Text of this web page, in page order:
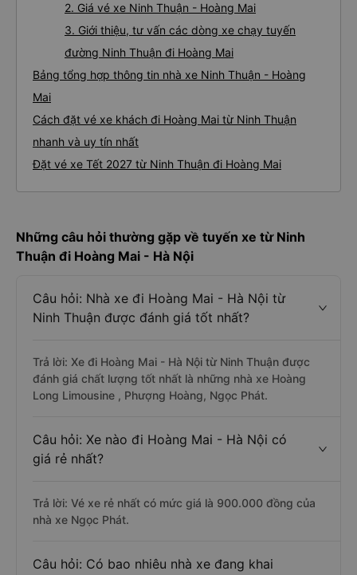
2. Giá vé xe Ninh Thuận - Hoàng Mai
3. Giới thiệu, tư vấn các dòng xe chạy tuyến
đường Ninh Thuận đi Hoàng Mai
Bảng tổng hợp thông tin nhà xe Ninh Thuận - Hoàng
Mai
Cách đặt vé xe khách đi Hoàng Mai từ Ninh Thuận
nhanh và uy tín nhất
Đặt vé xe Tết 2027 từ Ninh Thuận đi Hoàng Mai
Những câu hỏi thường gặp về tuyến xe từ Ninh
Thuận đi Hoàng Mai - Hà Nội
Câu hỏi: Nhà xe đi Hoàng Mai - Hà Nội từ
Ninh Thuận được đánh giá tốt nhất?
Trả lời: Xe đi Hoàng Mai - Hà Nội từ Ninh Thuận được
đánh giá chất lượng tốt nhất là những nhà xe Hoàng
Long Limousine , Phượng Hoàng, Ngọc Phát.
Câu hỏi: Xe nào đi Hoàng Mai - Hà Nội có
giá rẻ nhất?
Trả lời: Vé xe rẻ nhất có mức giá là 900.000 đồng của
nhà xe Ngọc Phát.
Câu hỏi: Có bao nhiêu nhà xe đang khai